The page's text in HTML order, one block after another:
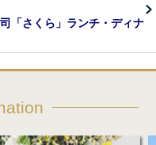
「さくら」ランチ・ディナ